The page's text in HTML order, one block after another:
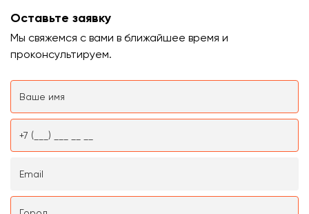
Оставьте заявку
Мы свяжемся с вами в ближайшее время и
проконсультируем.